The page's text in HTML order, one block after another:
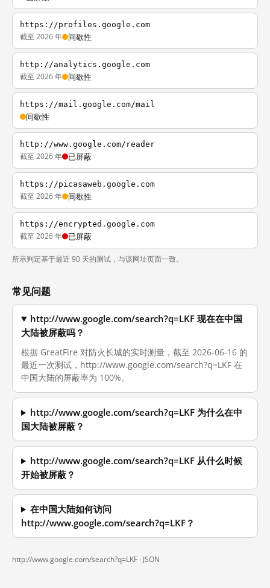
https://profiles.google.com
截至 2026 年 间歇性
http://analytics.google.com
截至 2026 年 间歇性
https://mail.google.com/mail
间歇性
http://www.google.com/reader
截至 2026 年 已屏蔽
https://picasaweb.google.com
截至 2026 年 间歇性
https://encrypted.google.com
截至 2026 年 已屏蔽
所示判定基于最近 90 天的测试，与该网址页面一致。
常见问题
http://www.google.com/search?q=LKF 现在在中国
大陆被屏蔽吗？
根据 GreatFire 对防火长城的实时测量，截至 2026-06-16 的
最近一次测试，http://www.google.com/search?q=LKF 在
中国大陆的屏蔽率为 100%。
http://www.google.com/search?q=LKF 为什么在中
国大陆被屏蔽？
http://www.google.com/search?q=LKF 从什么时候
开始被屏蔽？
在中国大陆如何访问
http://www.google.com/search?q=LKF？
http://www.google.com/search?q=LKF · JSON